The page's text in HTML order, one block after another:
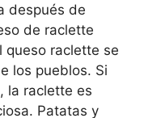
después de
de raclette
queso raclette se
los pueblos. Si
la raclette es
Patatas y